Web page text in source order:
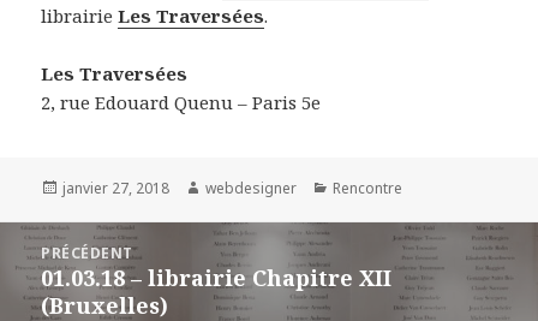
librairieLes Traversées.
Les Traversées
2, rue Edouard Quenu – Paris 5e
Publié
janvier 27, 2018 Auteur
webdesigner Catégories
Rencontre
Navigation
de
l’article
PRÉCÉDENT
Article
précédent :
01.03.18 – librairie Chapitre XII
(Bruxelles)